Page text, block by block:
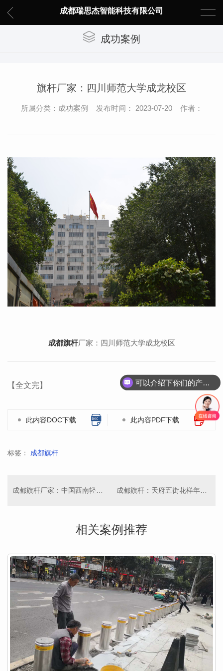
成都瑞思杰智能科技有限公司
成功案例
旗杆厂家：四川师范大学成龙校区
所属分类：成功案例 发布时间： 2023-07-20 作者：
成都旗杆厂家：四川师范大学成龙校区
【全文完】
此内容DOC下载 此内容PDF下载
标签： 成都旗杆
相关案例推荐
可以介绍下你们的产品么？